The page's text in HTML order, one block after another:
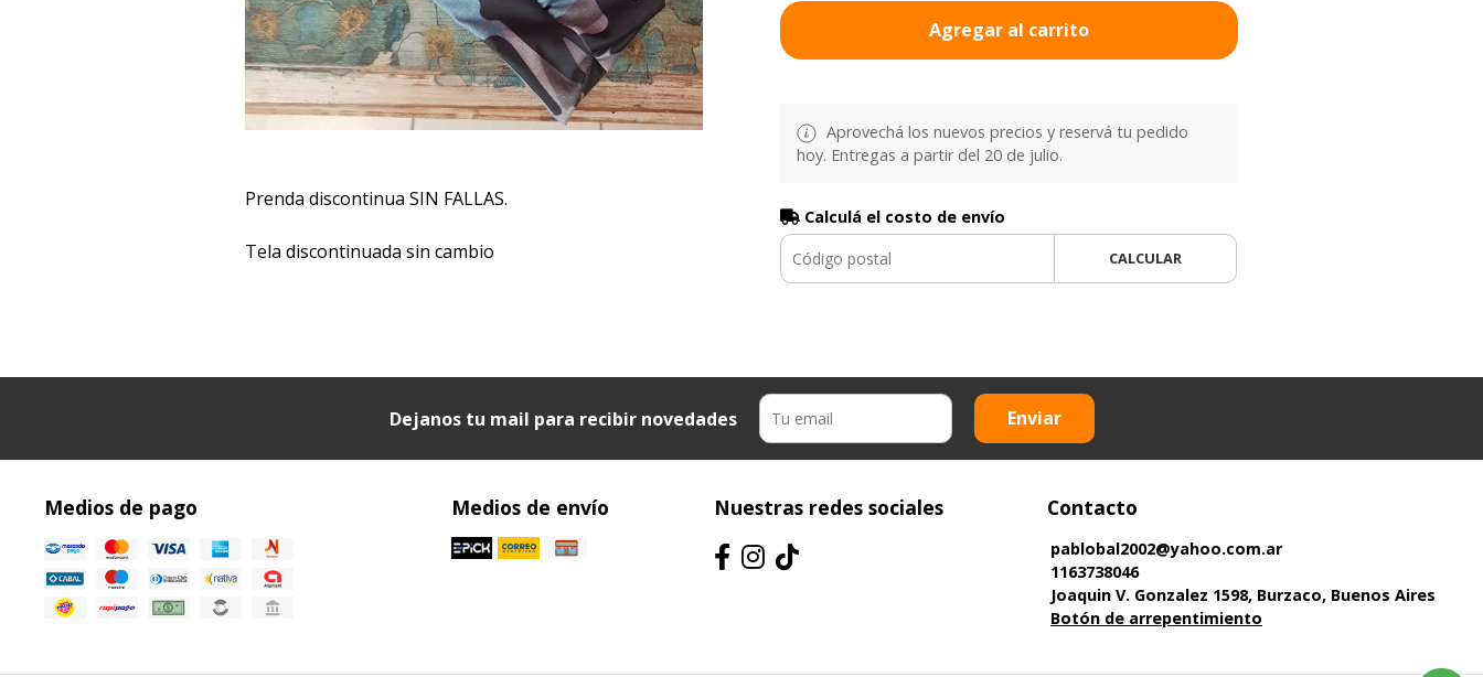
Prenda discontinua SIN FALLAS.
Tela discontinuada sin cambio
Agregar al carrito
Aprovechá los nuevos precios y reservá tu pedido
hoy. Entregas a partir del 20 de julio.
Calculá el costo de envío
CALCULAR
Dejanos tu mail para recibir novedades Enviar
Medios de pago Medios de envío Nuestras redes sociales Contacto
pablobal2002@yahoo.com.ar
1163738046
Joaquin V. Gonzalez 1598, Burzaco, Buenos Aires
Botón de arrepentimiento